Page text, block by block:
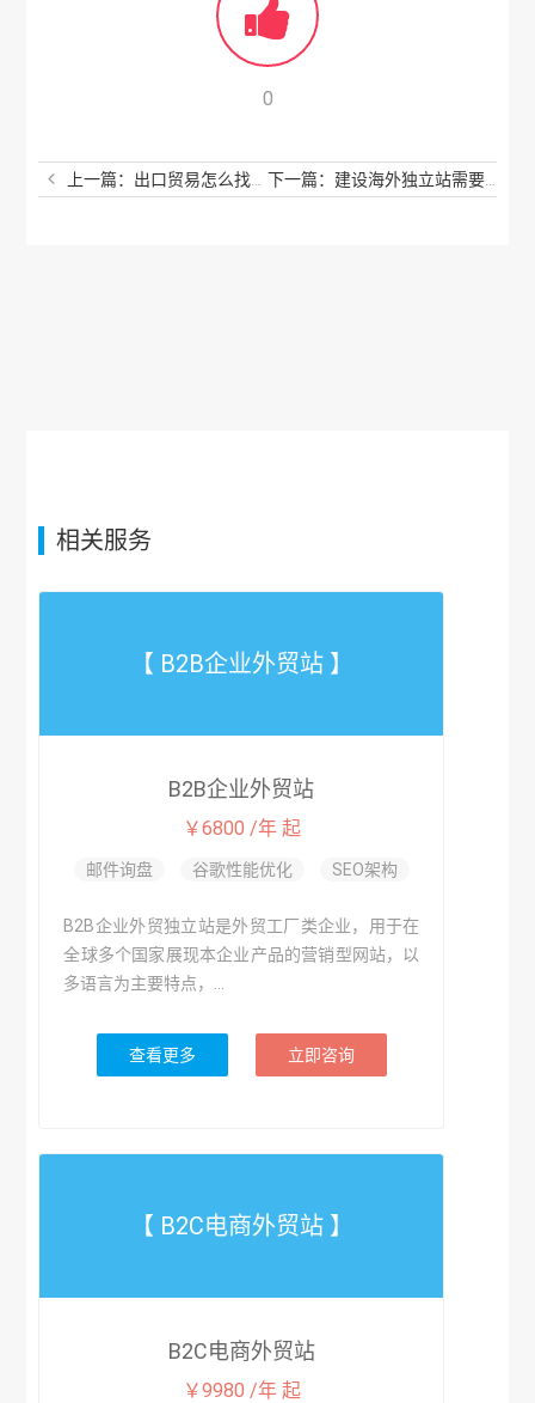
0
上一篇：出口贸易怎么找客户？这些方法请收下
相关服务
【 B2B企业外贸站 】
B2B企业外贸站
￥6800 /年 起
邮件询盘 谷歌性能优化 SEO架构
B2B企业外贸独立站是外贸工厂类企业，用于在
全球多个国家展现本企业产品的营销型网站，以
多语言为主要特点，...
查看更多 立即咨询
【 B2C电商外贸站 】
B2C电商外贸站
￥9980 /年 起